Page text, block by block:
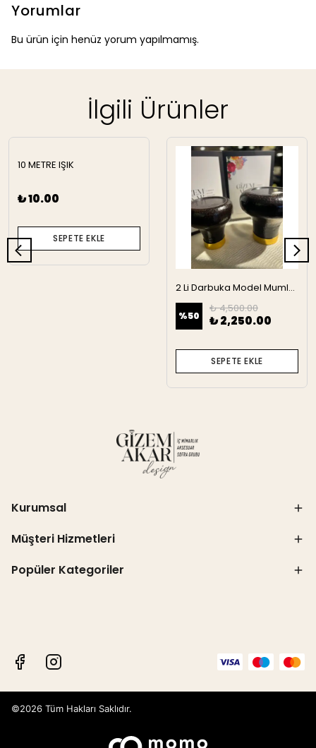
Yorumlar
Bu ürün için henüz yorum yapılmamış.
İlgili Ürünler
10 METRE IŞIK
₺ 10.00
SEPETE EKLE
2 Li Darbuka Model Mumluk
%50
₺ 4,500.00
₺ 2,250.00
SEPETE EKLE
Kurumsal
Müşteri Hizmetleri
Popüler Kategoriler
©2026 Tüm Hakları Saklıdır.